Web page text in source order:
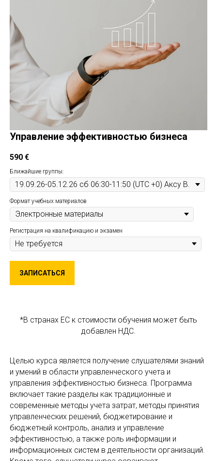
Управление эффективностью бизнеса
590 €
Ближайшие группы:
Формат учебных материалов
Регистрация на квалификацию и экзамен
ЗАПИСАТЬСЯ
*В странах ЕС к стоимости обучения может быть
добавлен НДС.
Целью курса является получение слушателями знаний
и умений в области управленческого учета и
управления эффективностью бизнеса. Программа
включает такие разделы как традиционные и
современные методы учета затрат, методы принятия
управленческих решений, бюджетирование и
бюджетный контроль, анализ и управление
эффективностью, а также роль информации и
информационных систем в деятельности организаций.